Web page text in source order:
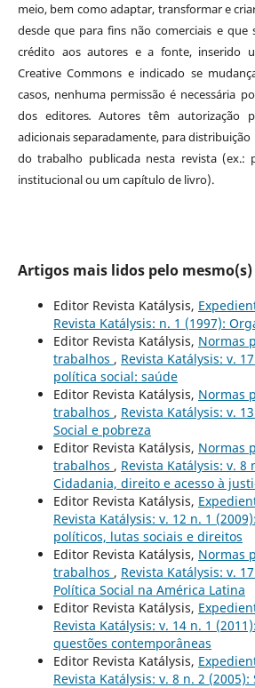
meio, bem como adaptar, transformar e
desde que para fins não comerciais e que
crédito aos autores e a fonte, inserido
Creative Commons e indicado se
casos, nenhuma permissão é necessária
dos editores.Autores têm autorização
adicionais separadamente, para distribuição
do trabalho publicada nesta revista (ex.:
institucional ou um capítulo de livro).
Artigos mais lidos pelo
Editor Revista Katálysis,
Revista Katálysis: n. 1 (1997):
Editor Revista Katálysis, Normas
trabalhos , Revista Katálysis: v.
política social: saúde
Editor Revista Katálysis, Normas
trabalhos , Revista Katálysis: v.
Social e pobreza
Editor Revista Katálysis, Normas
trabalhos , Revista Katálysis: v. 8
Cidadania, direito e acesso à
Editor Revista Katálysis,
Revista Katálysis: v. 12 n. 1
políticos, lutas sociais e direitos
Editor Revista Katálysis, Normas
trabalhos , Revista Katálysis: v.
Política Social na América Latina
Editor Revista Katálysis,
Revista Katálysis: v. 14 n. 1
questões contemporâneas
Editor Revista Katálysis,
Revista Katálysis: v. 8 n. 2 (2005):